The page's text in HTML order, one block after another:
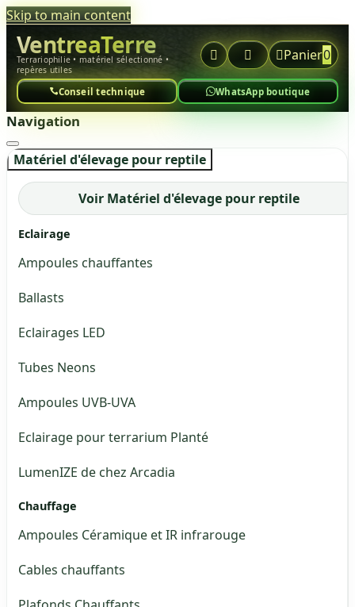
Skip to main content
VentreaTerre
Terrariophilie • matériel sélectionné •
repères utiles
  Panier0
Conseil technique WhatsApp boutique
Navigation
Matériel d'élevage pour reptile
Voir Matériel d'élevage pour reptile
Eclairage
Ampoules chauffantes
Ballasts
Eclairages LED
Tubes Neons
Ampoules UVB-UVA
Eclairage pour terrarium Planté
LumenIZE de chez Arcadia
Chauffage
Ampoules Céramique et IR infrarouge
Cables chauffants